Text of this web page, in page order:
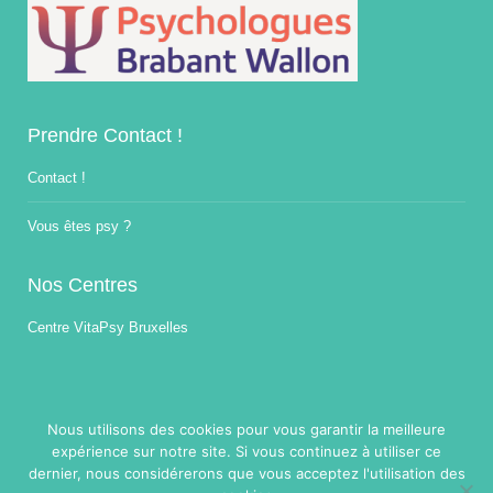
Prendre Contact !
Contact !
Vous êtes psy ?
Nos Centres
Centre VitaPsy Bruxelles
Copyright © 2014-2026Traitement Burnout.Tous droits réservés.
Nous utilisons des cookies pour vous garantir la meilleure
expérience sur notre site. Si vous continuez à utiliser ce
dernier, nous considérerons que vous acceptez l'utilisation des